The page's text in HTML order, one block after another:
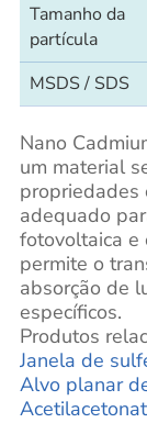
Tamanho da
partícula
MSDS / SDS
Nano
um material
propriedades
adequado
fotovoltaica e
permite o
absorção de
específicos.
Produtos
Janela de
Alvo planar